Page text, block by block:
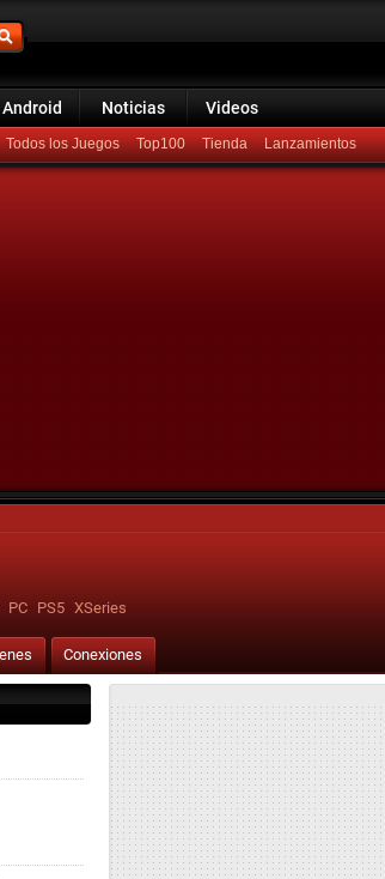
Android Noticias Videos
Todos los Juegos Top100 Lanzamientos
PC PS5 XSeries
Conexiones